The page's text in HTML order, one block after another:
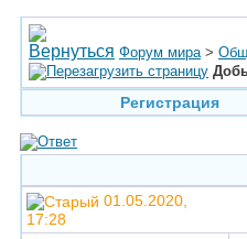
Форум мира >
Регистрация
01.05.2020,
17:28